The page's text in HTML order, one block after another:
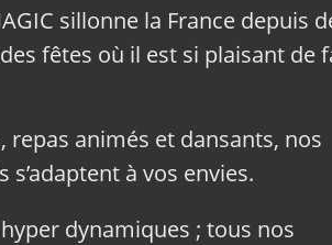
sillonne la France depuis
fêtes où il est si plaisant de
repas animés et dansants, nos
à vos envies.
dynamiques ; tous nos